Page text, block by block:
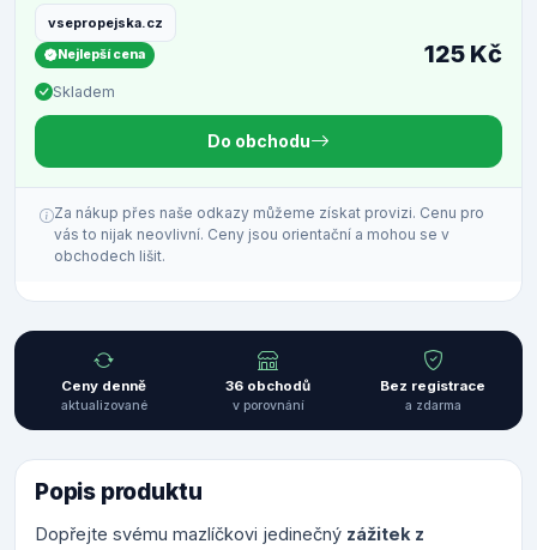
vsepropejska.cz
Nejlepší cena
Skladem
125 Kč
Do obchodu
Za nákup přes naše odkazy můžeme získat provizi. Cenu pro
vás to nijak neovlivní. Ceny jsou orientační a mohou se v
obchodech lišit.
Ceny denně
aktualizované
36 obchodů
v porovnání
Bez registrace
a zdarma
Popis produktu
Dopřejte svému mazlíčkovi jedinečný zážitek z